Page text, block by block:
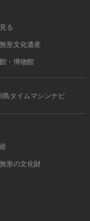
る
形文化遺産
・博物館
島タイムマシンナビ
形の文化財